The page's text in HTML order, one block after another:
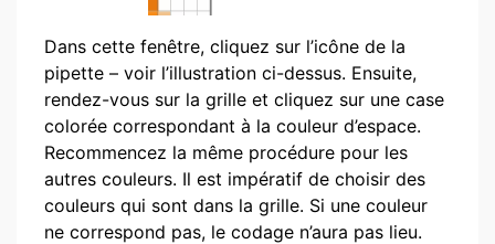
Dans cette fenêtre, cliquez sur l’icône de la
pipette – voir l’illustration ci-dessus. Ensuite,
rendez-vous sur la grille et cliquez sur une case
colorée correspondant à la couleur d’espace.
Recommencez la même procédure pour les
autres couleurs. Il est impératif de choisir des
couleurs qui sont dans la grille. Si une couleur
ne correspond pas, le codage n’aura pas lieu.